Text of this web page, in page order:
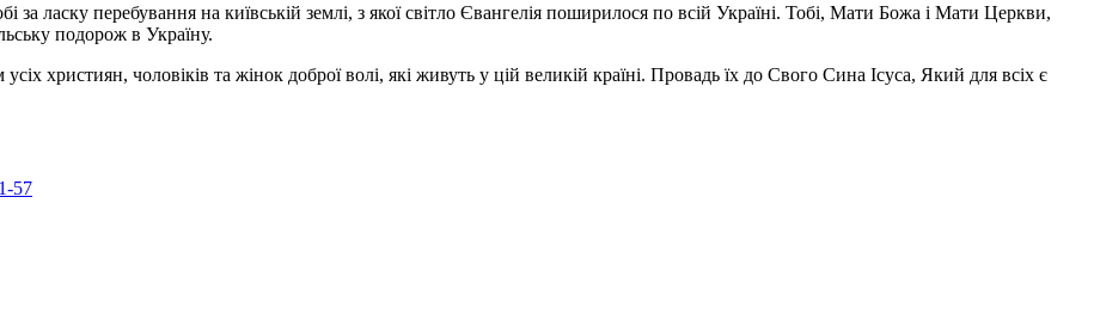
ласку перебування на київській землі, з якої світло Євангелія поширилося по всій Україні. Тобі, Мати Божа і Мати Церкви,
подорож в Україну.
християн, чоловіків та жінок доброї волі, які живуть у цій великій країні. Провадь їх до Свого Сина Ісуса, Який для всіх є
57